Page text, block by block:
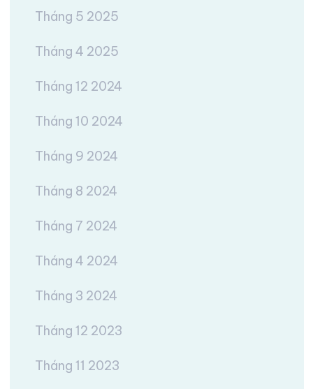
Tháng 5 2025
Tháng 4 2025
Tháng 12 2024
Tháng 10 2024
Tháng 9 2024
Tháng 8 2024
Tháng 7 2024
Tháng 4 2024
Tháng 3 2024
Tháng 12 2023
Tháng 11 2023